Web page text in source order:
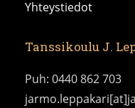
Yhteystiedot
Tanssikoulu J.
Puh: 0440 862 703